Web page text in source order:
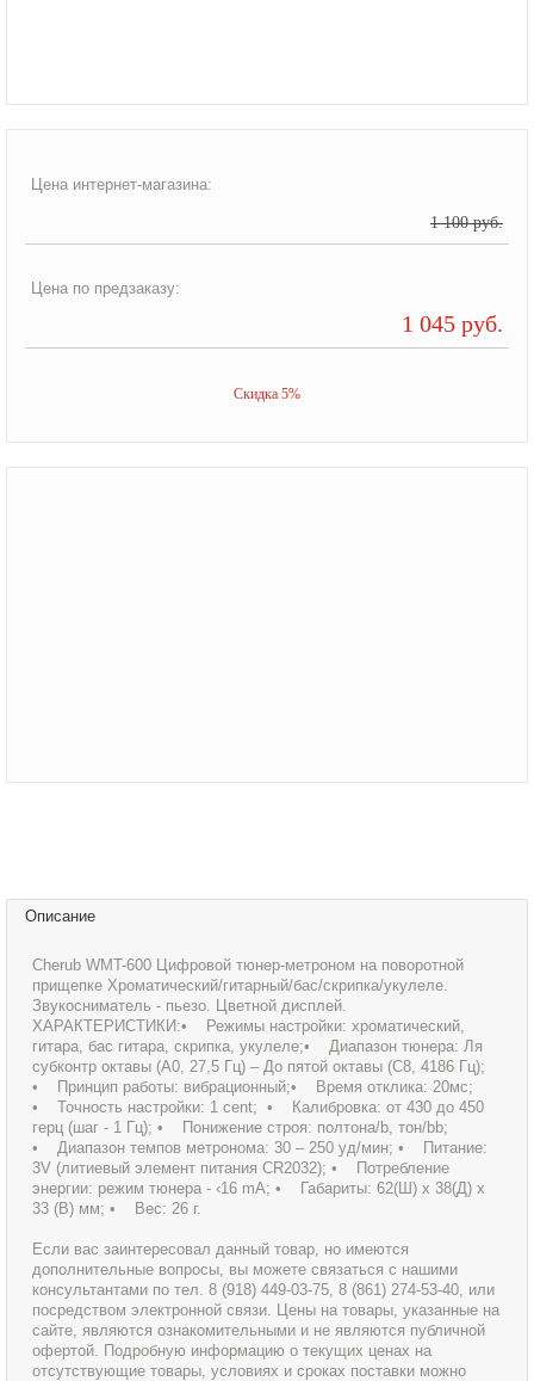
Цена интернет-магазина:
1 100 руб.
Цена по предзаказу:
1 045 руб.
Скидка 5%
Описание
Cherub WMT-600 Цифровой тюнер-метроном на поворотной
прищепке Хроматический/гитарный/бас/скрипка/укулеле.
Звукосниматель - пьезо. Цветной дисплей.
ХАРАКТЕРИСТИКИ:• Режимы настройки: хроматический,
гитара, бас гитара, скрипка, укулеле;• Диапазон тюнера: Ля
субконтр октавы (A0, 27,5 Гц) – До пятой октавы (С8, 4186 Гц);
• Принцип работы: вибрационный;• Время отклика: 20мс;
• Точность настройки: 1 cent; • Калибровка: от 430 до 450
герц (шаг - 1 Гц); • Понижение строя: полтона/b, тон/bb;
• Диапазон темпов метронома: 30 – 250 уд/мин; • Питание:
3V (литиевый элемент питания CR2032); • Потребление
энергии: режим тюнера - ‹16 mA; • Габариты: 62(Ш) х 38(Д) х
33 (В) мм; • Вес: 26 г.
Если вас заинтересовал данный товар, но имеются
дополнительные вопросы, вы можете связаться с нашими
консультантами по тел. 8 (918) 449-03-75, 8 (861) 274-53-40, или
посредством электронной связи. Цены на товары, указанные на
сайте, являются ознакомительными и не являются публичной
офертой. Подробную информацию о текущих ценах на
отсутствующие товары, условиях и сроках поставки можно